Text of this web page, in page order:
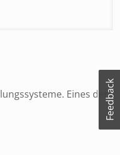
Eines der Feedback